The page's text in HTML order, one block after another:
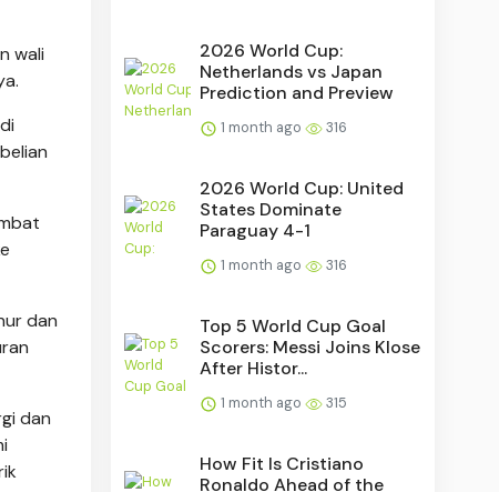
wali
dan
dan
2026 World Cup:
Netherlands vs Japan
Prediction and Preview
1 month ago 316
2026 World Cup: United
States Dominate
Paraguay 4-1
1 month ago 316
Top 5 World Cup Goal
Scorers: Messi Joins Klose
After Histor...
1 month ago 315
How Fit Is Cristiano
Ronaldo Ahead of the